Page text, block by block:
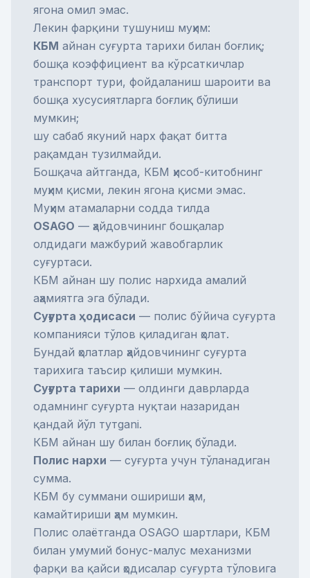
ягона омил эмас.
Лекин фарқини тушуниш муҳим:
КБМ айнан суғурта тарихи билан боғлиқ;
бошқа коэффициент ва кўрсаткичлар
транспорт тури, фойдаланиш шароити ва
бошқа хусусиятларга боғлиқ бўлиши
мумкин;
шу сабаб якуний нарх фақат битта
рақамдан тузилмайди.
Бошқача айтганда, КБМ ҳисоб-китобнинг
муҳим қисми, лекин ягона қисми эмас.
Муҳим атамаларни содда тилда
OSAGO — ҳайдовчининг бошқалар
олдидаги мажбурий жавобгарлик
суғуртаси.
КБМ айнан шу полис нархида амалий
аҳамиятга эга бўлади.
Суғурта ҳодисаси — полис бўйича суғурта
компанияси тўлов қиладиган ҳолат.
Бундай ҳолатлар ҳайдовчининг суғурта
тарихига таъсир қилиши мумкин.
Суғурта тарихи — олдинги даврларда
одамнинг суғурта нуқтаи назаридан
қандай йўл тутgani.
КБМ айнан шу билан боғлиқ бўлади.
Полис нархи — суғурта учун тўланадиган
сумма.
КБМ бу суммани ошириши ҳам,
камайтириши ҳам мумкин.
Полис олаётганда OSAGO шартлари, КБМ
билан умумий бонус-малус механизми
фарқи ва қайси ҳодисалар суғурта тўловига